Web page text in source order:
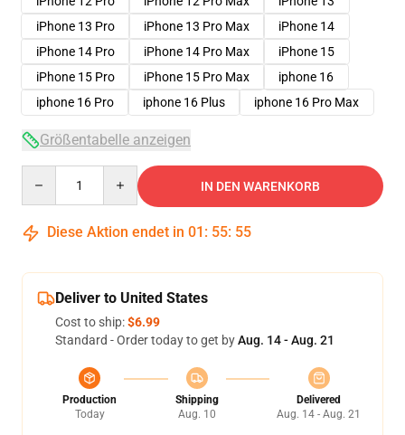
iPhone 13 Pro
iPhone 13 Pro Max
iPhone 14
iPhone 14 Pro
iPhone 14 Pro Max
iPhone 15
iPhone 15 Pro
iPhone 15 Pro Max
iphone 16
iphone 16 Pro
iphone 16 Plus iphone 16 Pro Max
Größentabelle anzeigen
IN DEN WARENKORB
Diese Aktion endet in 01 : 55: 54
Deliver to United States
Cost to ship:$6.99
Standard - Order today to get byAug. 14 - Aug. 21
Production
Today
Shipping
Aug. 10
Delivered
Aug. 14 - Aug. 21